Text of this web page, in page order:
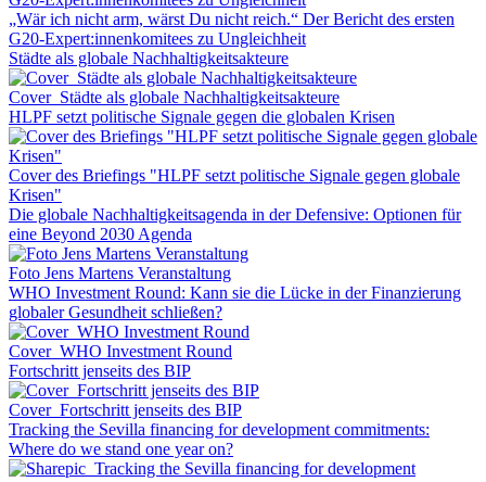
„Wär ich nicht arm, wärst Du nicht reich.“ Der Bericht des ersten
G20-Expert:innenkomitees zu Ungleichheit
Städte als globale Nachhaltigkeitsakteure
Cover_Städte als globale Nachhaltigkeitsakteure
HLPF setzt politische Signale gegen die globalen Krisen
Cover des Briefings "HLPF setzt politische Signale gegen globale
Krisen"
Die globale Nachhaltigkeitsagenda in der Defensive: Optionen für
eine Beyond 2030 Agenda
Foto Jens Martens Veranstaltung
WHO Investment Round: Kann sie die Lücke in der Finanzierung
globaler Gesundheit schließen?
Cover_WHO Investment Round
Fortschritt jenseits des BIP
Cover_Fortschritt jenseits des BIP
Tracking the Sevilla financing for development commitments:
Where do we stand one year on?